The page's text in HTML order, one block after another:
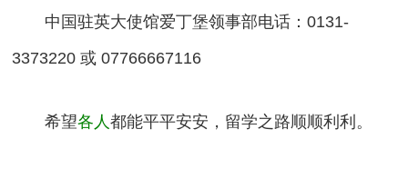
中国驻英大使馆爱丁堡领事部电话：0131-
3373220 或 07766667116
希望各人都能平平安安，留学之路顺顺利利。